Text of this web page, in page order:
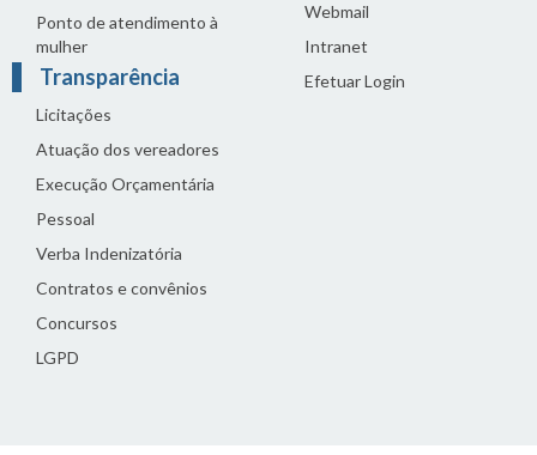
Ponto de atendimento à
mulher
Transparência
Licitações
Atuação dos vereadores
Execução Orçamentária
Pessoal
Verba Indenizatória
Contratos e convênios
Concursos
LGPD
Webmail
Intranet
Efetuar Login